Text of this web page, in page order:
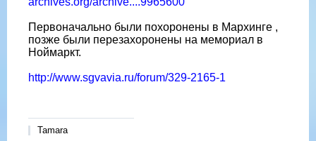
Первоначально были похоронены в Мархинге ,
позже были перезахоронены на мемориал в
Ноймаркт.
http://www.sgvavia.ru/forum/329-2165-1
Tamara